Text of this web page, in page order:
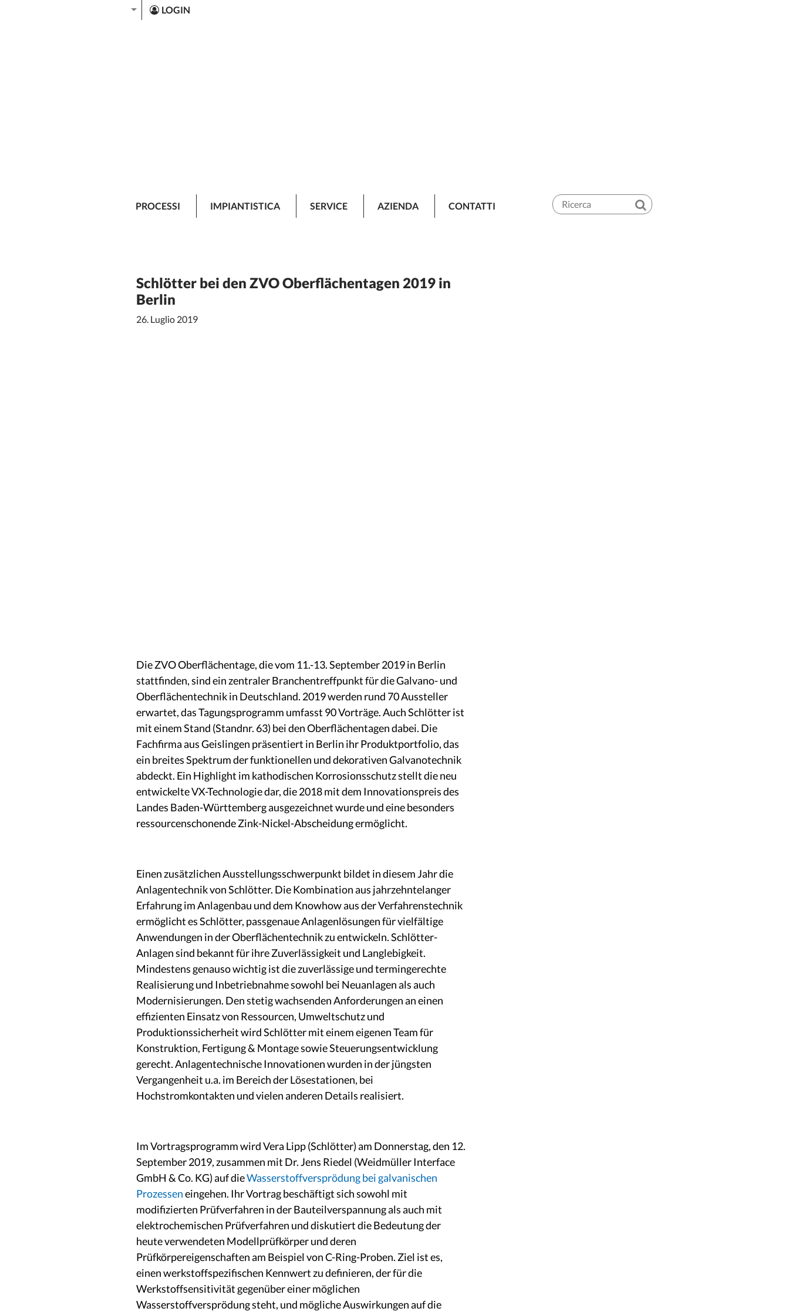
LOGIN
PROCESSI IMPIANTISTICA SERVICE AZIENDA CONTATTI
Schlötter bei den ZVO Oberflächentagen 2019 in
Berlin
26. Luglio 2019
Die ZVO Oberflächentage, die vom 11.-13. September 2019 in Berlin
stattfinden, sind ein zentraler Branchentreffpunkt für die Galvano- und
Oberflächentechnik in Deutschland. 2019 werden rund 70 Aussteller
erwartet, das Tagungsprogramm umfasst 90 Vorträge. Auch Schlötter ist
mit einem Stand (Standnr. 63) bei den Oberflächentagen dabei. Die
Fachfirma aus Geislingen präsentiert in Berlin ihr Produktportfolio, das
ein breites Spektrum der funktionellen und dekorativen Galvanotechnik
abdeckt. Ein Highlight im kathodischen Korrosionsschutz stellt die neu
entwickelte VX-Technologie dar, die 2018 mit dem Innovationspreis des
Landes Baden-Württemberg ausgezeichnet wurde und eine besonders
ressourcenschonende Zink-Nickel-Abscheidung ermöglicht.
Einen zusätzlichen Ausstellungsschwerpunkt bildet in diesem Jahr die
Anlagentechnik von Schlötter. Die Kombination aus jahrzehntelanger
Erfahrung im Anlagenbau und dem Knowhow aus der Verfahrenstechnik
ermöglicht es Schlötter, passgenaue Anlagenlösungen für vielfältige
Anwendungen in der Oberflächentechnik zu entwickeln. Schlötter-
Anlagen sind bekannt für ihre Zuverlässigkeit und Langlebigkeit.
Mindestens genauso wichtig ist die zuverlässige und termingerechte
Realisierung und Inbetriebnahme sowohl bei Neuanlagen als auch
Modernisierungen. Den stetig wachsenden Anforderungen an einen
effizienten Einsatz von Ressourcen, Umweltschutz und
Produktionssicherheit wird Schlötter mit einem eigenen Team für
Konstruktion, Fertigung & Montage sowie Steuerungsentwicklung
gerecht. Anlagentechnische Innovationen wurden in der jüngsten
Vergangenheit u.a. im Bereich der Lösestationen, bei
Hochstromkontakten und vielen anderen Details realisiert.
Im Vortragsprogramm wird Vera Lipp (Schlötter) am Donnerstag, den 12.
September 2019, zusammen mit Dr. Jens Riedel (Weidmüller Interface
GmbH & Co. KG) auf dieWasserstoffversprödung bei galvanischen
Prozesseneingehen. Ihr Vortrag beschäftigt sich sowohl mit
modifizierten Prüfverfahren in der Bauteilverspannung als auch mit
elektrochemischen Prüfverfahren und diskutiert die Bedeutung der
heute verwendeten Modellprüfkörper und deren
Prüfkörpereigenschaften am Beispiel von C-Ring-Proben. Ziel ist es,
einen werkstoffspezifischen Kennwert zu definieren, der für die
Werkstoffsensitivität gegenüber einer möglichen
Wasserstoffversprödung steht, und mögliche Auswirkungen auf die